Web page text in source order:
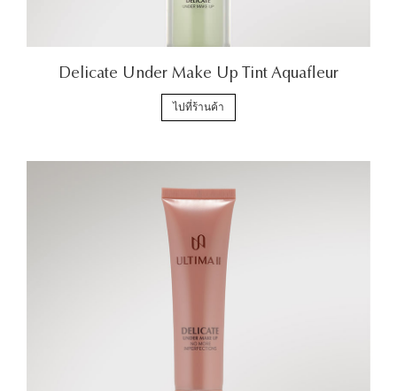
Delicate Under Make Up Tint Aquafleur
ไปที่ร้านค้า